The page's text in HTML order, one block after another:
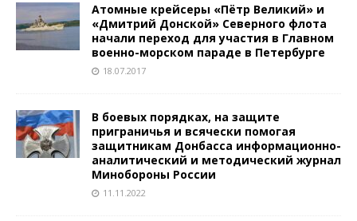
Атомные крейсеры «Пётр Великий» и
«Дмитрий Донской» Северного флота
начали переход для участия в Главном
военно-морском параде в Петербурге
18.07.2017
В боевых порядках, на защите
приграничья и всячески помогая
защитникам Донбасса информационно-
аналитический и методический журнал
Минобороны России
11.11.2022